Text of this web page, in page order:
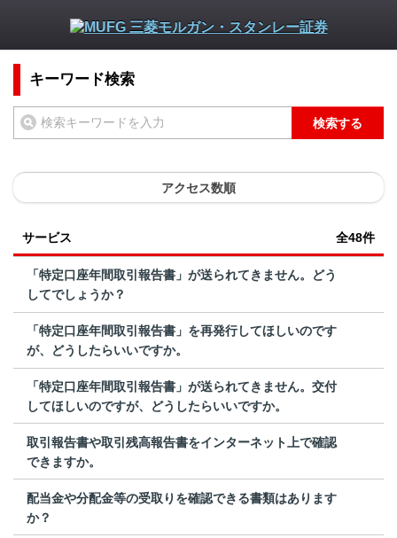
キーワード検索
検索する
アクセス数順
サービス 全48件
「特定口座年間取引報告書」が送られてきません。どう
してでしょうか？
「特定口座年間取引報告書」を再発行してほしいのです
が、どうしたらいいですか。
「特定口座年間取引報告書」が送られてきません。交付
してほしいのですが、どうしたらいいですか。
取引報告書や取引残高報告書をインターネット上で確認
できますか。
配当金や分配金等の受取りを確認できる書類はあります
か？